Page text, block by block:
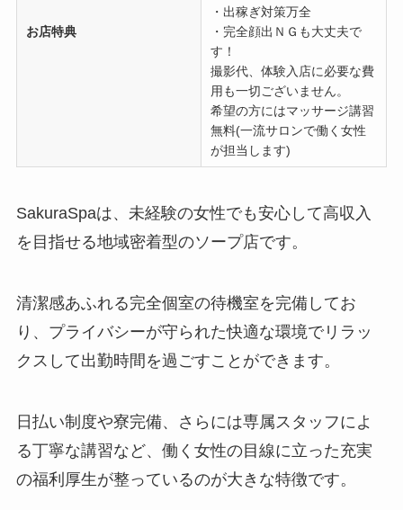
お店特典
・出稼ぎ対策万全
・完全顔出ＮＧも大丈夫で
す！
撮影代、体験入店に必要な費
用も一切ございません。
希望の方にはマッサージ講習
無料(一流サロンで働く女性
が担当します)
SakuraSpaは、未経験の女性でも安心して高収入
を目指せる地域密着型のソープ店です。
清潔感あふれる完全個室の待機室を完備してお
り、プライバシーが守られた快適な環境でリラッ
クスして出勤時間を過ごすことができます。
日払い制度や寮完備、さらには専属スタッフによ
る丁寧な講習など、働く女性の目線に立った充実
の福利厚生が整っているのが大きな特徴です。